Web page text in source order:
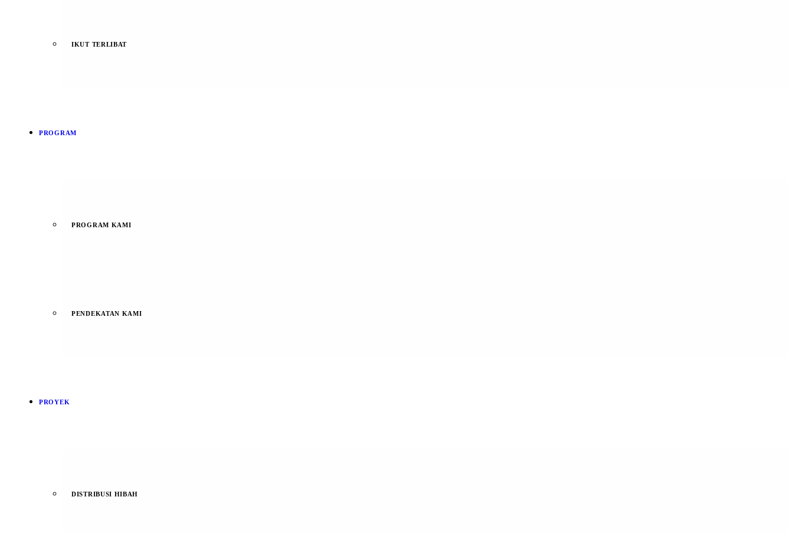
IKUT TERLIBAT
PROGRAM
PROGRAM KAMI
PENDEKATAN KAMI
PROYEK
DISTRIBUSI HIBAH